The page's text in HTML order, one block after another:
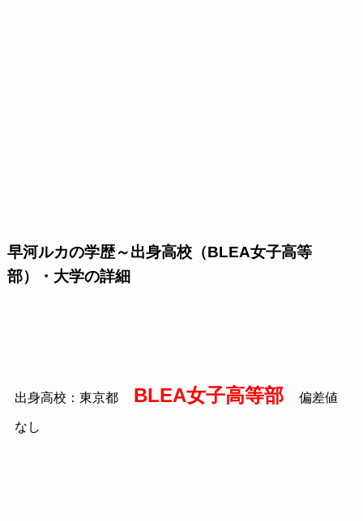
早河ルカの学歴～出身高校（BLEA女子高等
部）・大学の詳細
出身高校：東京都 BLEA女子高等部 偏差値
なし